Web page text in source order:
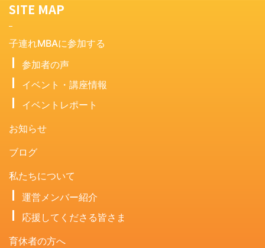
SITE MAP
子連れMBAに参加する
参加者の声
イベント・講座情報
イベントレポート
お知らせ
ブログ
私たちについて
運営メンバー紹介
応援してくださる皆さま
育休者の方へ